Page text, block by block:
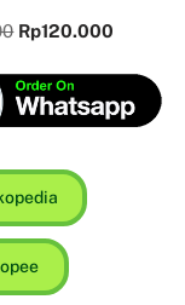
Rp120.000